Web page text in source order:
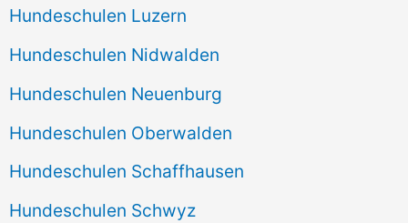
Hundeschulen Luzern
Hundeschulen Nidwalden
Hundeschulen Neuenburg
Hundeschulen Oberwalden
Hundeschulen Schaffhausen
Hundeschulen Schwyz